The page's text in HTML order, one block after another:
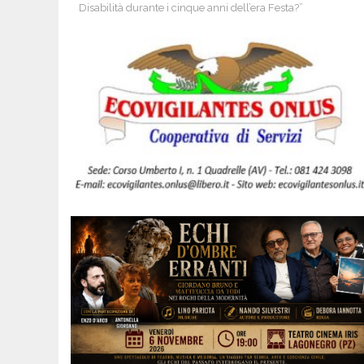
Disabilità durante i cinque anni dell’era Festa?”